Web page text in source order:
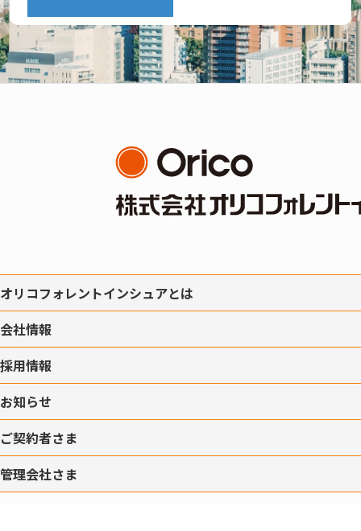
オリコフォレントインシュアとは
会社情報
採用情報
お知らせ
ご契約者さま
管理会社さま